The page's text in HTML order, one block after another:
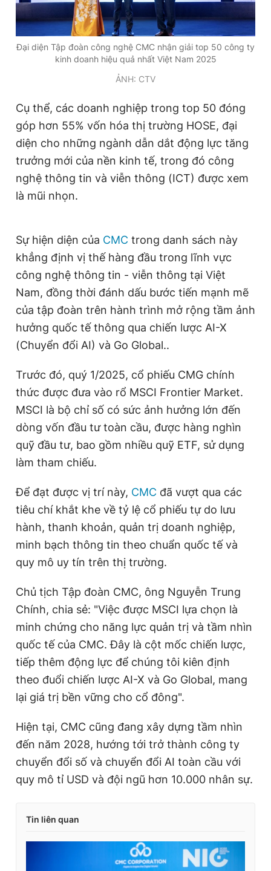
Tổng biên tập: Nguyễn Ngọc Toàn
Phó tổng biên tập thường trực: Hải Thành
Phó tổng biên tập: Lâm Hiếu Dũng
Phó tổng biên tập: Trần Việt Hưng
Tổng thư ký tòa soạn: Đức Trung
© 2003-2026 Bản quyền thuộc về Báo Thanh Niên. Cấm sao
bản. Phát triển bởi ePi Technologies, JSC.
Đại diện Tập đoàn công nghệ CMC nhận giải top 50 công ty
kinh doanh hiệu quả nhất Việt Nam 2025
ẢNH: CTV
Cụ thể, các doanh nghiệp trong top 50 đóng
góp hơn 55% vốn hóa thị trường HOSE, đại
diện cho những ngành dẫn dắt động lực tăng
trưởng mới của nền kinh tế, trong đó công
nghệ thông tin và viễn thông (ICT) được xem
là mũi nhọn.
Sự hiện diện của CMC trong danh sách này
khẳng định vị thế hàng đầu trong lĩnh vực
công nghệ thông tin - viễn thông tại Việt
Nam, đồng thời đánh dấu bước tiến mạnh mẽ
của tập đoàn trên hành trình mở rộng tầm ảnh
hưởng quốc tế thông qua chiến lược AI-X
(Chuyển đổi AI) và Go Global..
Trước đó, quý 1/2025, cổ phiếu CMG chính
thức được đưa vào rổ MSCI Frontier Market.
MSCI là bộ chỉ số có sức ảnh hưởng lớn đến
dòng vốn đầu tư toàn cầu, được hàng nghìn
quỹ đầu tư, bao gồm nhiều quỹ ETF, sử dụng
làm tham chiếu.
Để đạt được vị trí này, CMC đã vượt qua các
tiêu chí khắt khe về tỷ lệ cổ phiếu tự do lưu
hành, thanh khoản, quản trị doanh nghiệp,
minh bạch thông tin theo chuẩn quốc tế và
quy mô uy tín trên thị trường.
Chủ tịch Tập đoàn CMC, ông Nguyễn Trung
Chính, chia sẻ: "Việc được MSCI lựa chọn là
minh chứng cho năng lực quản trị và tầm nhìn
quốc tế của CMC. Đây là cột mốc chiến lược,
tiếp thêm động lực để chúng tôi kiên định
theo đuổi chiến lược AI-X và Go Global, mang
lại giá trị bền vững cho cổ đông".
Hiện tại, CMC cũng đang xây dựng tầm nhìn
đến năm 2028, hướng tới trở thành công ty
chuyển đổi số và chuyển đổi AI toàn cầu với
quy mô tỉ USD và đội ngũ hơn 10.000 nhân sự.
Tin liên quan